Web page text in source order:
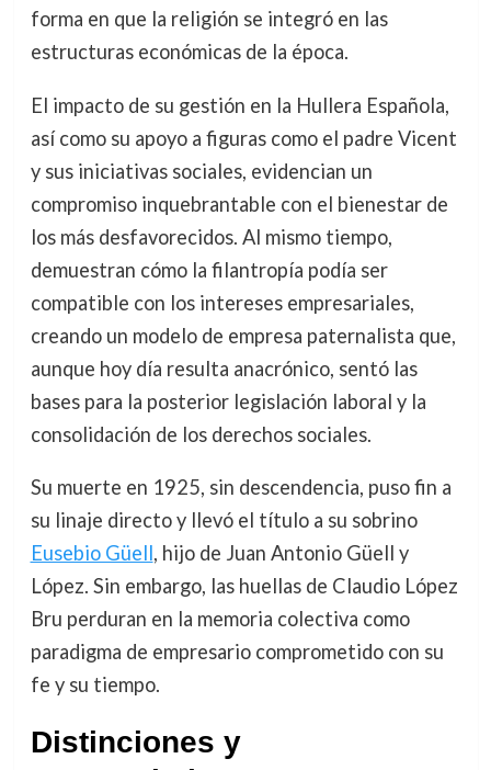
forma en que la religión se integró en las
estructuras económicas de la época.
El impacto de su gestión en la Hullera Española,
así como su apoyo a figuras como el padre Vicent
y sus iniciativas sociales, evidencian un
compromiso inquebrantable con el bienestar de
los más desfavorecidos. Al mismo tiempo,
demuestran cómo la filantropía podía ser
compatible con los intereses empresariales,
creando un modelo de empresa paternalista que,
aunque hoy día resulta anacrónico, sentó las
bases para la posterior legislación laboral y la
consolidación de los derechos sociales.
Su muerte en 1925, sin descendencia, puso fin a
su linaje directo y llevó el título a su sobrino
Eusebio Güell, hijo de Juan Antonio Güell y
López. Sin embargo, las huellas de Claudio López
Bru perduran en la memoria colectiva como
paradigma de empresario comprometido con su
fe y su tiempo.
Distinciones y